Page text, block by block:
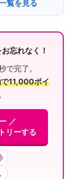
覧を見る
忘れなく！
で完了。
11,000ポイ
／
リーする